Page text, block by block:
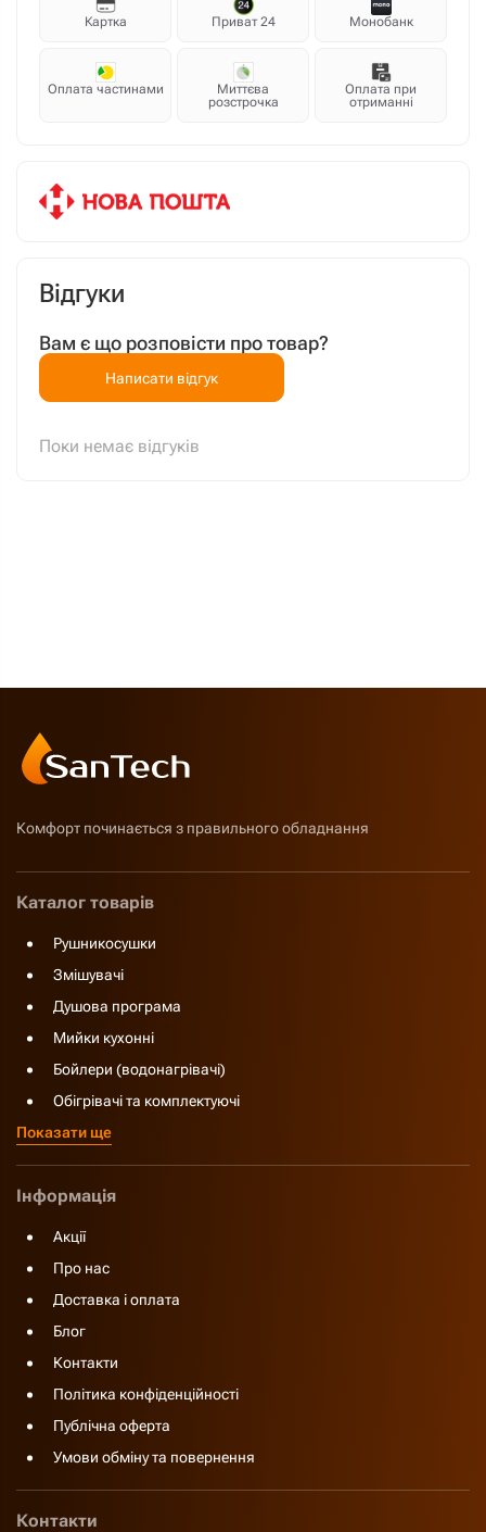
Картка Приват 24 Монобанк
Оплата частинами
Миттєва
розстрочка
Оплата при
отриманні
Відгуки
Вам є що розповісти про товар?
Написати відгук
Поки немає відгуків
Комфорт починається з правильного обладнання
Каталог товарів
Рушникосушки
Змішувачі
Душова програма
Мийки кухонні
Бойлери (водонагрівачі)
Обігрівачі та комплектуючі
Показати ще
Інформація
Акції
Про нас
Доставка і оплата
Блог
Контакти
Політика конфіденційності
Публічна оферта
Умови обміну та повернення
Контакти